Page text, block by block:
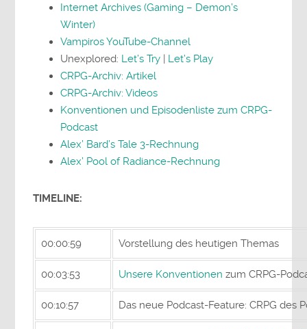
Internet Archives (Gaming – Demon’s
Winter)
Vampiros YouTube-Channel
Unexplored: Let’s Try | Let’s Play
CRPG-Archiv: Artikel
CRPG-Archiv: Videos
Konventionen und Episodenliste zum CRPG-
Podcast
Alex’ Bard’s Tale 3-Rechnung
Alex’ Pool of Radiance-Rechnung
TIMELINE:
00:00:59 Vorstellung des heutigen Themas
00:03:53 Unsere Konventionen zum CRPG-
00:10:57 Das neue Podcast-Feature: CRPG des